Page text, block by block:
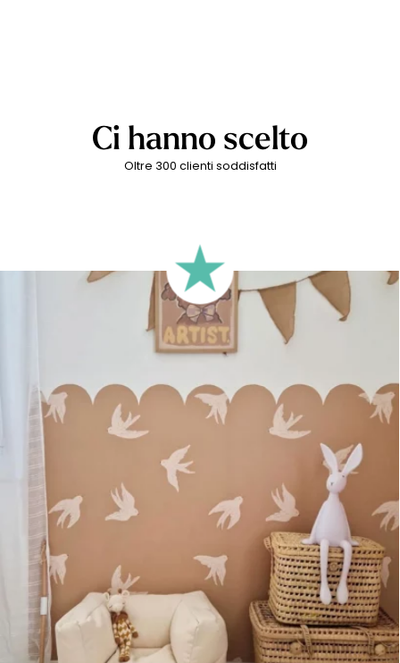
Ci hanno scelto
Oltre 300 clienti soddisfatti